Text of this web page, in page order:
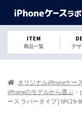
ITEM
商品一覧 デ
オリジナルiPhoneケー
iPhoneのモデルから選ぶ
ース ラバータイプ | SPC29-